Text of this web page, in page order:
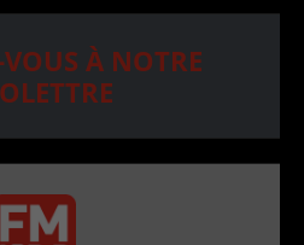
À NOTRE